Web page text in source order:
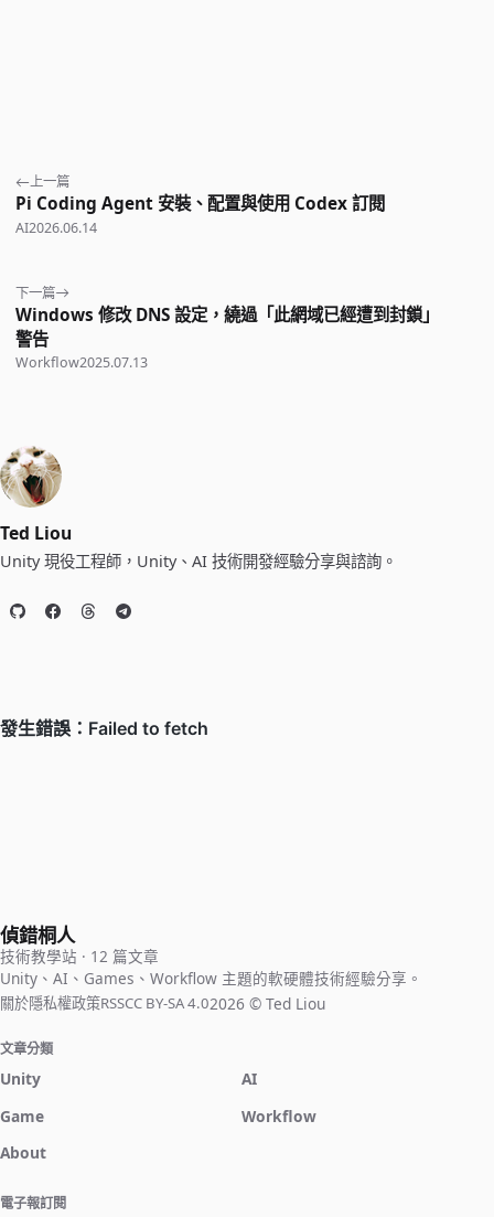
上一篇
Pi Coding Agent 安裝、配置與使用 Codex 訂閱
AI2026.06.14
下一篇
Windows 修改 DNS 設定，繞過「此網域已經遭到封鎖」
警告
Workflow2025.07.13
Ted Liou
Unity 現役工程師，Unity、AI 技術開發經驗分享與諮詢。
偵錯桐人
技術教學站 · 12 篇文章
Unity、AI、Games、Workflow 主題的軟硬體技術經驗分享。
關於隱私權政策RSSCC BY-SA 4.02026 © Ted Liou
文章分類
Unity
AI
Game
Workflow
About
電子報訂閱